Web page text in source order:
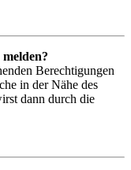
Berechtigungen
in der Nähe des
dann durch die